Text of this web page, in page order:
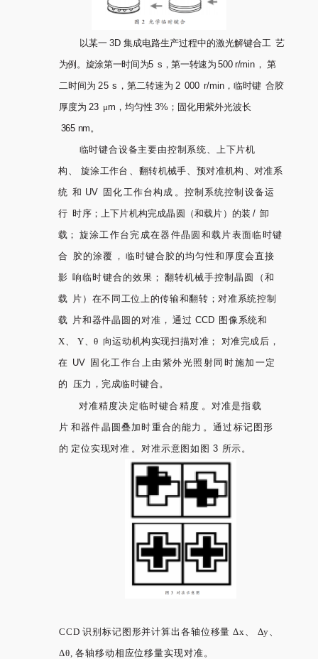
以某一 3D集成电路生产过程中的激光解键合工 艺
为例。旋涂第一时间为5 s ，第一转速为 500 r/min ， 第
二时间为 25 s ，第二转速为 2 000 r/min，临时键 合胶
厚度为 23 μm ，均匀性 3% ；固化用紫外光波长
365 nm 。
临时键合设备主要由控制系统、上下片机
构、
旋涂工作台 、翻转机械手、预对准机构 、对准系
统 和 UV 固化工作台构成 。控制系统控制设备运
行 时序；上下片机构完成晶圆（和载片）的装 / 卸
载； 旋涂工作台完成在器件晶圆和载片表面临时键
合 胶的涂覆 ， 临时键合胶的均匀性和厚度会直接
影 响临时键合的效果； 翻转机械手控制晶圆
（和
载 片）在不同工位上的传输和翻转；对准系统控制
载 片和器件晶圆的对准， 通过 CCD 图像系统和
X、
Y、θ 向运动机构实现扫描对准；
对准完成后，
在 UV
固化工作台上由紫外光照射同时施加一定
的
压力，完成临时键合。
对准精度决定临时键合精度 。对准是指载
片 和器件晶圆叠加时重合的能力 。通过标记图形
的 定位实现对准 。对准示意图如图 3 所示。
CCD 识别标记图形并计算出各轴位移量 Δx、 Δy、
Δθ, 各轴移动相应位移量实现对准。